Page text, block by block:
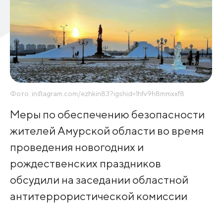
Фото: instagram.com/ezhkin83?igshid=1hfv9h8mmxxf8
Меры по обеспечению безопасности
жителей Амурской области во время
проведения новогодних и
рождественских праздников
обсудили на заседании областной
антитеррористической комиссии